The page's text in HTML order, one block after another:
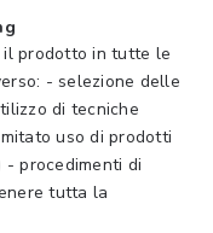
prodotto in tutte le
- selezione delle
di tecniche
uso di prodotti
procedimenti di
tutta la